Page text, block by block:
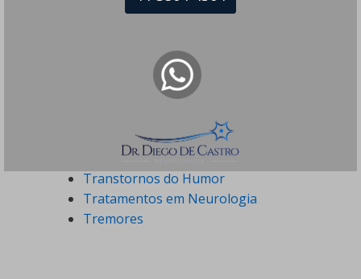
Paralisia Cerebral
Síndrome de Guillain-Barré
Terapia por Ondas de Choque
Toxina Botulínica
Transtornos do Humor
Tratamentos em Neurologia
Tremores